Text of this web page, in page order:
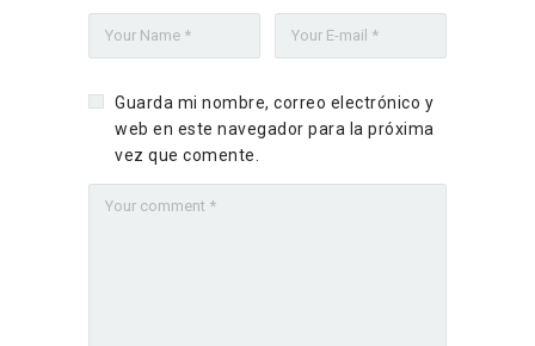
Guarda mi nombre, correo electrónico y
web en este navegador para la próxima
vez que comente.